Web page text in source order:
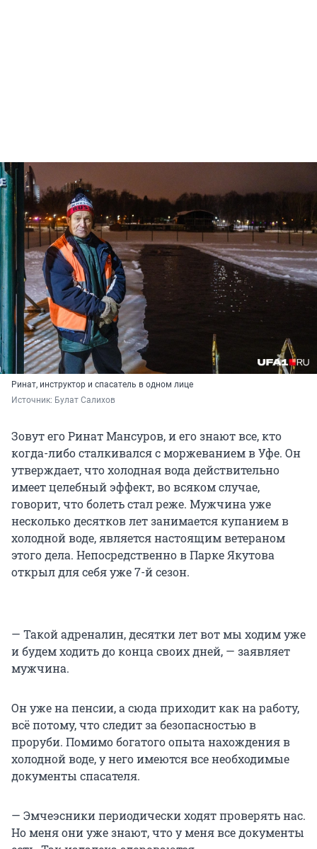
Ринат, инструктор и спасатель в одном лице
Источник: Булат Салихов
Зовут его Ринат Мансуров, и его знают все, кто
когда-либо сталкивался с моржеванием в Уфе. Он
утверждает, что холодная вода действительно
имеет целебный эффект, во всяком случае,
говорит, что болеть стал реже. Мужчина уже
несколько десятков лет занимается купанием в
холодной воде, является настоящим ветераном
этого дела. Непосредственно в Парке Якутова
открыл для себя уже 7-й сезон.
— Такой адреналин, десятки лет вот мы ходим уже
и будем ходить до конца своих дней, — заявляет
мужчина.
Он уже на пенсии, а сюда приходит как на работу,
всё потому, что следит за безопасностью в
проруби. Помимо богатого опыта нахождения в
холодной воде, у него имеются все необходимые
документы спасателя.
— Эмчеэсники периодически ходят проверять нас.
Но меня они уже знают, что у меня все документы